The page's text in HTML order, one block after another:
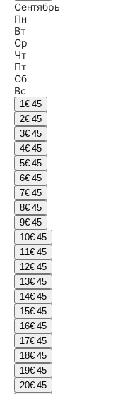
Сентябрь
Пн
Вт
Ср
Чт
Пт
Сб
Вс
1€ 45
2€ 45
3€ 45
4€ 45
5€ 45
6€ 45
7€ 45
8€ 45
9€ 45
10€ 45
11€ 45
12€ 45
13€ 45
14€ 45
15€ 45
16€ 45
17€ 45
18€ 45
19€ 45
20€ 45